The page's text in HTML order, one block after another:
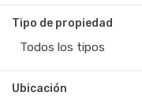
Tipo de propiedad
Todos los tipos
Ubicación